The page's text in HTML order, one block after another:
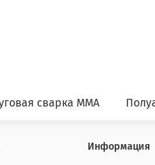
сварка ММА
Информация